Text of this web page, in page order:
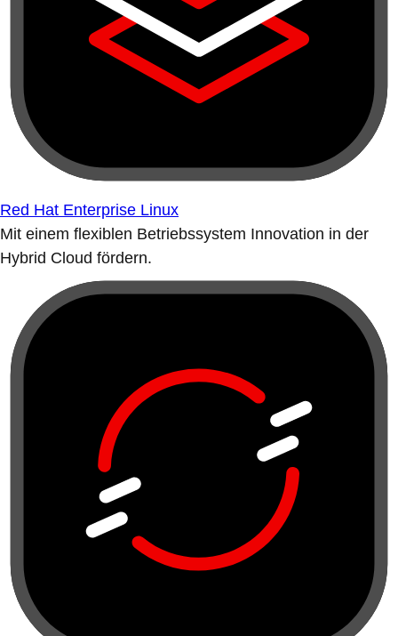
Red Hat Enterprise Linux
Mit einem flexiblen Betriebssystem Innovation in der
Hybrid Cloud fördern.